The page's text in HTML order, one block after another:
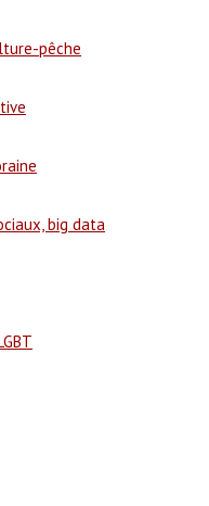
pêche
big data